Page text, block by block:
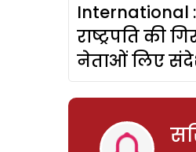
International
राष्ट्रपति की
नेताओं लिए